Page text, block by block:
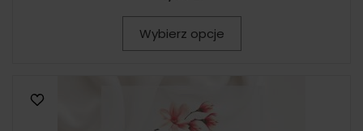
Wybierz opcje